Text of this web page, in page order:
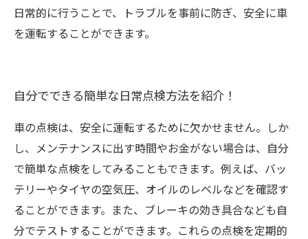
日常的に行うことで、トラブルを事前に防ぎ、安全に車
を運転することができます。
自分でできる簡単な日常点検方法を紹介！
車の点検は、安全に運転するために欠かせません。しか
し、メンテナンスに出す時間やお金がない場合は、自分
で簡単な点検をしてみることもできます。例えば、バッ
テリーやタイヤの空気圧、オイルのレベルなどを確認す
ることができます。また、ブレーキの効き具合なども自
分でテストすることができます。これらの点検を定期的